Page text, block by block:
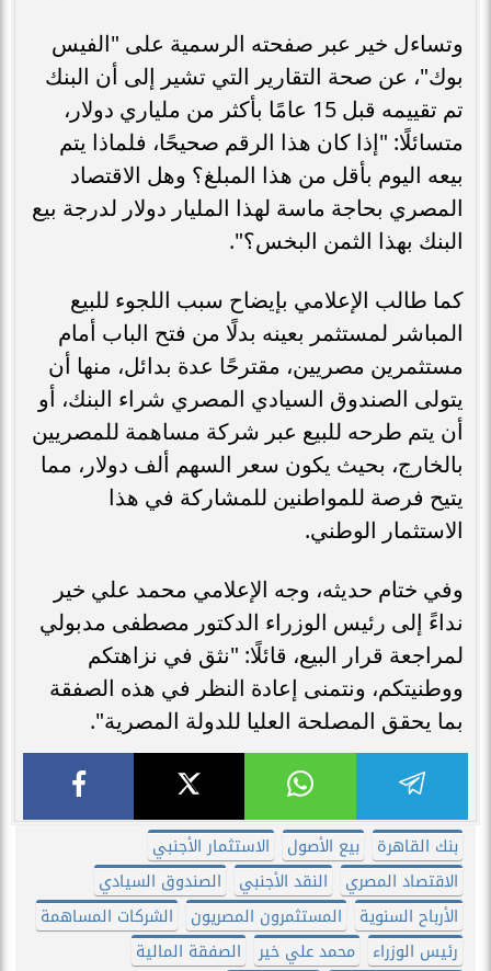
وتساءل خير عبر صفحته الرسمية على "الفيس
بوك"، عن صحة التقارير التي تشير إلى أن البنك
تم تقييمه قبل 15 عامًا بأكثر من ملياري دولار،
متسائلًا: "إذا كان هذا الرقم صحيحًا، فلماذا يتم
بيعه اليوم بأقل من هذا المبلغ؟ وهل الاقتصاد
المصري بحاجة ماسة لهذا المليار دولار لدرجة بيع
البنك بهذا الثمن البخس؟".
كما طالب الإعلامي بإيضاح سبب اللجوء للبيع
المباشر لمستثمر بعينه بدلًا من فتح الباب أمام
مستثمرين مصريين، مقترحًا عدة بدائل، منها أن
يتولى الصندوق السيادي المصري شراء البنك، أو
أن يتم طرحه للبيع عبر شركة مساهمة للمصريين
بالخارج، بحيث يكون سعر السهم ألف دولار، مما
يتيح فرصة للمواطنين للمشاركة في هذا
الاستثمار الوطني.
وفي ختام حديثه، وجه الإعلامي محمد علي خير
نداءً إلى رئيس الوزراء الدكتور مصطفى مدبولي
لمراجعة قرار البيع، قائلًا: "نثق في نزاهتكم
ووطنيتكم، ونتمنى إعادة النظر في هذه الصفقة
بما يحقق المصلحة العليا للدولة المصرية".
بنك القاهرة بيع الأصول
الاستثمار الأجنبي
الاقتصاد المصري
النقد الأجنبي
الصندوق السيادي
الأرباح السنوية
المستثمرون المصريون
الشركات المساهمة
رئيس الوزراء
محمد علي خير
الصفقة المالية